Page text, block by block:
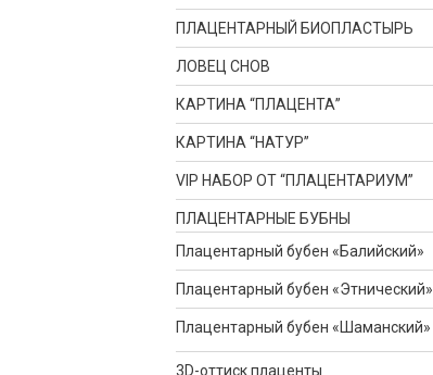
ПЛАЦЕНТАРНЫЙ БИОПЛАСТЫРЬ
ЛОВЕЦ СНОВ
КАРТИНА “ПЛАЦЕНТА”
КАРТИНА “НАТУР”
VIP НАБОР ОТ “ПЛАЦЕНТАРИУМ”
ПЛАЦЕНТАРНЫЕ БУБНЫ
Плацентарный бубен «Балийский»
Плацентарный бубен «Этнический»
Плацентарный бубен «Шаманский»
3D-оттиск плаценты